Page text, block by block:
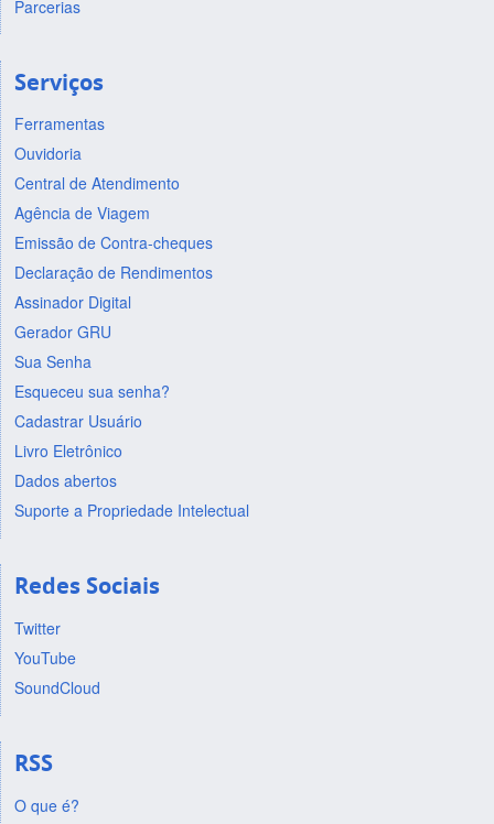
Parcerias
Serviços
Ferramentas
Ouvidoria
Central de Atendimento
Agência de Viagem
Emissão de Contra-cheques
Declaração de Rendimentos
Assinador Digital
Gerador GRU
Sua Senha
Esqueceu sua senha?
Cadastrar Usuário
Livro Eletrônico
Dados abertos
Suporte a Propriedade Intelectual
Redes Sociais
Twitter
YouTube
SoundCloud
RSS
O que é?